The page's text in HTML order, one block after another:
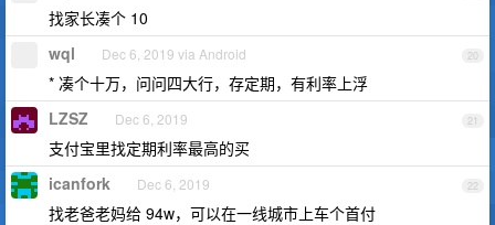
找家长凑个 10
20
wql Dec 6, 2019 via Android
* 凑个十万，问问四大行，存定期，有利率上浮
21
LZSZ Dec 6, 2019
支付宝里找定期利率最高的买
22
icanfork Dec 6, 2019
找老爸老妈给 94w，可以在一线城市上车个首付